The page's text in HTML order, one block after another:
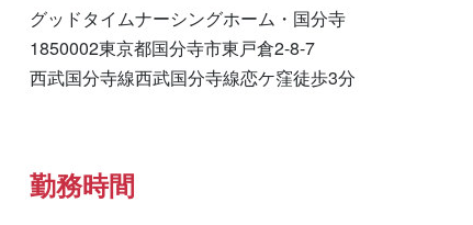
グッドタイムナーシングホーム・国分寺
1850002東京都国分寺市東戸倉2-8-7
西武国分寺線西武国分寺線恋ケ窪徒歩3分
勤務時間